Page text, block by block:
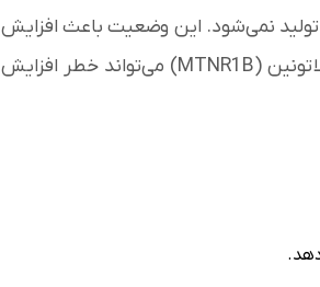
کافی تولید نمی‌شود. این وضعیت باعث افزایش
قند خون می‌شود.مطالعات نشان داده‌اند که برخی تغییرات ژنتیکی در گیرنده ملاتونین (MTNR1B) می‌تواند خطر افزایش